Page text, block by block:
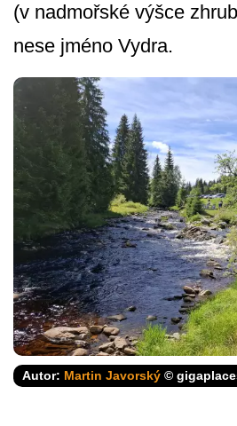
(v nadmořské výšce
nese jméno Vydra.
Autor: Martin Javorský ©